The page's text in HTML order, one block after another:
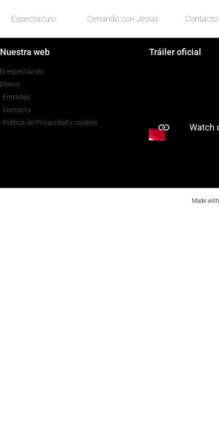
Espectáculo Cenando con Jesús Contacto
Nuestra web
El espectáculo
Elenco
Entradas
Contacto
Política de Privacidad y cookies
Tráiler oficial
Made with